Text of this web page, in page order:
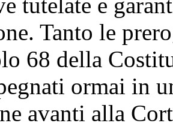
Tanto le
68 della
ormai in
avanti alla